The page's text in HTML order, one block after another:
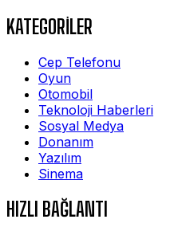
KATEGORİLER
Cep Telefonu
Oyun
Otomobil
Teknoloji Haberleri
Sosyal Medya
Donanım
Yazılım
Sinema
HIZLI BAĞLANTI